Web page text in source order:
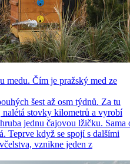
medu. Čím je pražský med ze
šest až osm týdnů. Za tu
stovky kilometrů a vyrobí
jednu čajovou lžičku. Sama
Teprve když se spojí s dalšími
vznikne jeden z